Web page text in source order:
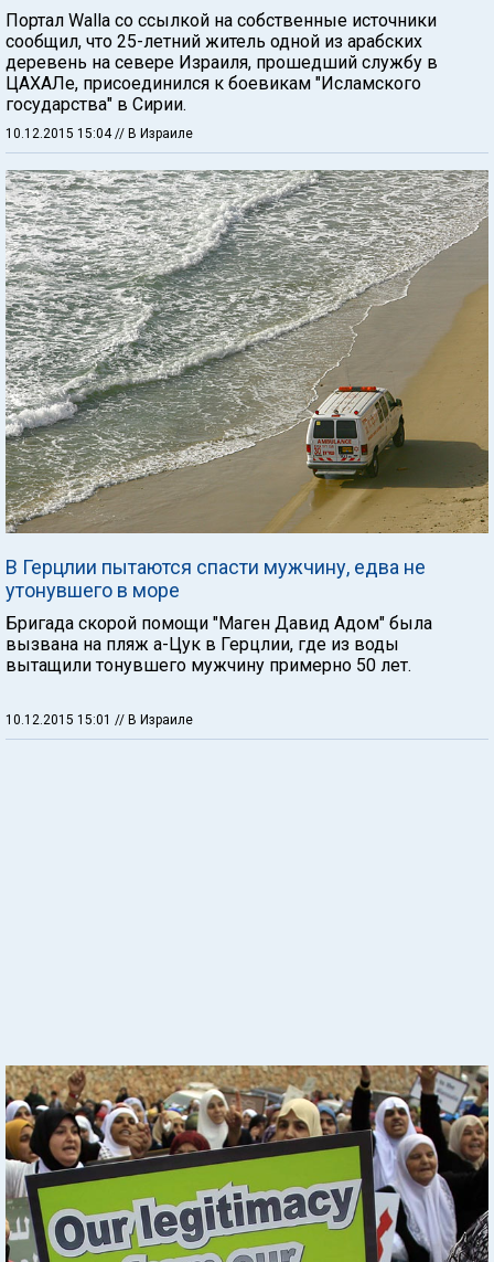
Портал Walla со ссылкой на собственные источники
сообщил, что 25-летний житель одной из арабских
деревень на севере Израиля, прошедший службу в
ЦАХАЛе, присоединился к боевикам "Исламского
государства" в Сирии.
10.12.2015 15:04// В Израиле
В Герцлии пытаются спасти мужчину, едва не
утонувшего в море
Бригада скорой помощи "Маген Давид Адом" была
вызвана на пляж а-Цук в Герцлии, где из воды
вытащили тонувшего мужчину примерно 50 лет.
10.12.2015 15:01 // В Израиле